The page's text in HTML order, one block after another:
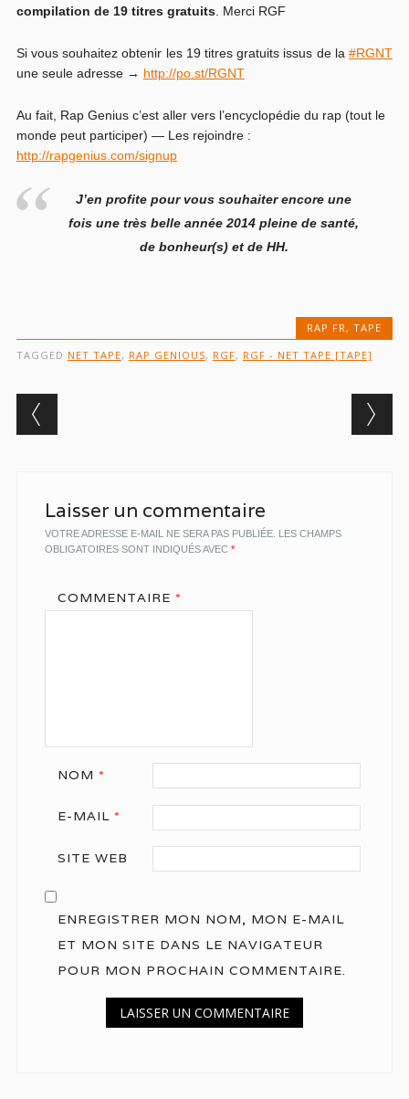
compilation de 19 titres gratuits. Merci RGF
Si vous souhaitez obtenir les 19 titres gratuits issus de la#RGNT
une seule adresse → http://po.st/RGNT
Au fait, Rap Genius c’est aller vers l’encyclopédie du rap (tout le
monde peut participer) — Les rejoindre :
http://rapgenius.com/signup
J’en profite pour vous souhaiter encore une
fois une très belle année 2014 pleine de santé,
de bonheur(s) et de HH.
RAP FR,TAPE
TAGGED NET TAPE, RAP GENIOUS, RGF, RGF - NET TAPE [TAPE]
Post navigation
Laisser un commentaire
VOTRE ADRESSE E-MAIL NE SERA PAS PUBLIÉE. LES CHAMPS
OBLIGATOIRES SONT INDIQUÉS AVEC *
COMMENTAIRE *
NOM *
E-MAIL *
SITE WEB
ENREGISTRER MON NOM, MON E-MAIL
ET MON SITE DANS LE NAVIGATEUR
POUR MON PROCHAIN COMMENTAIRE.